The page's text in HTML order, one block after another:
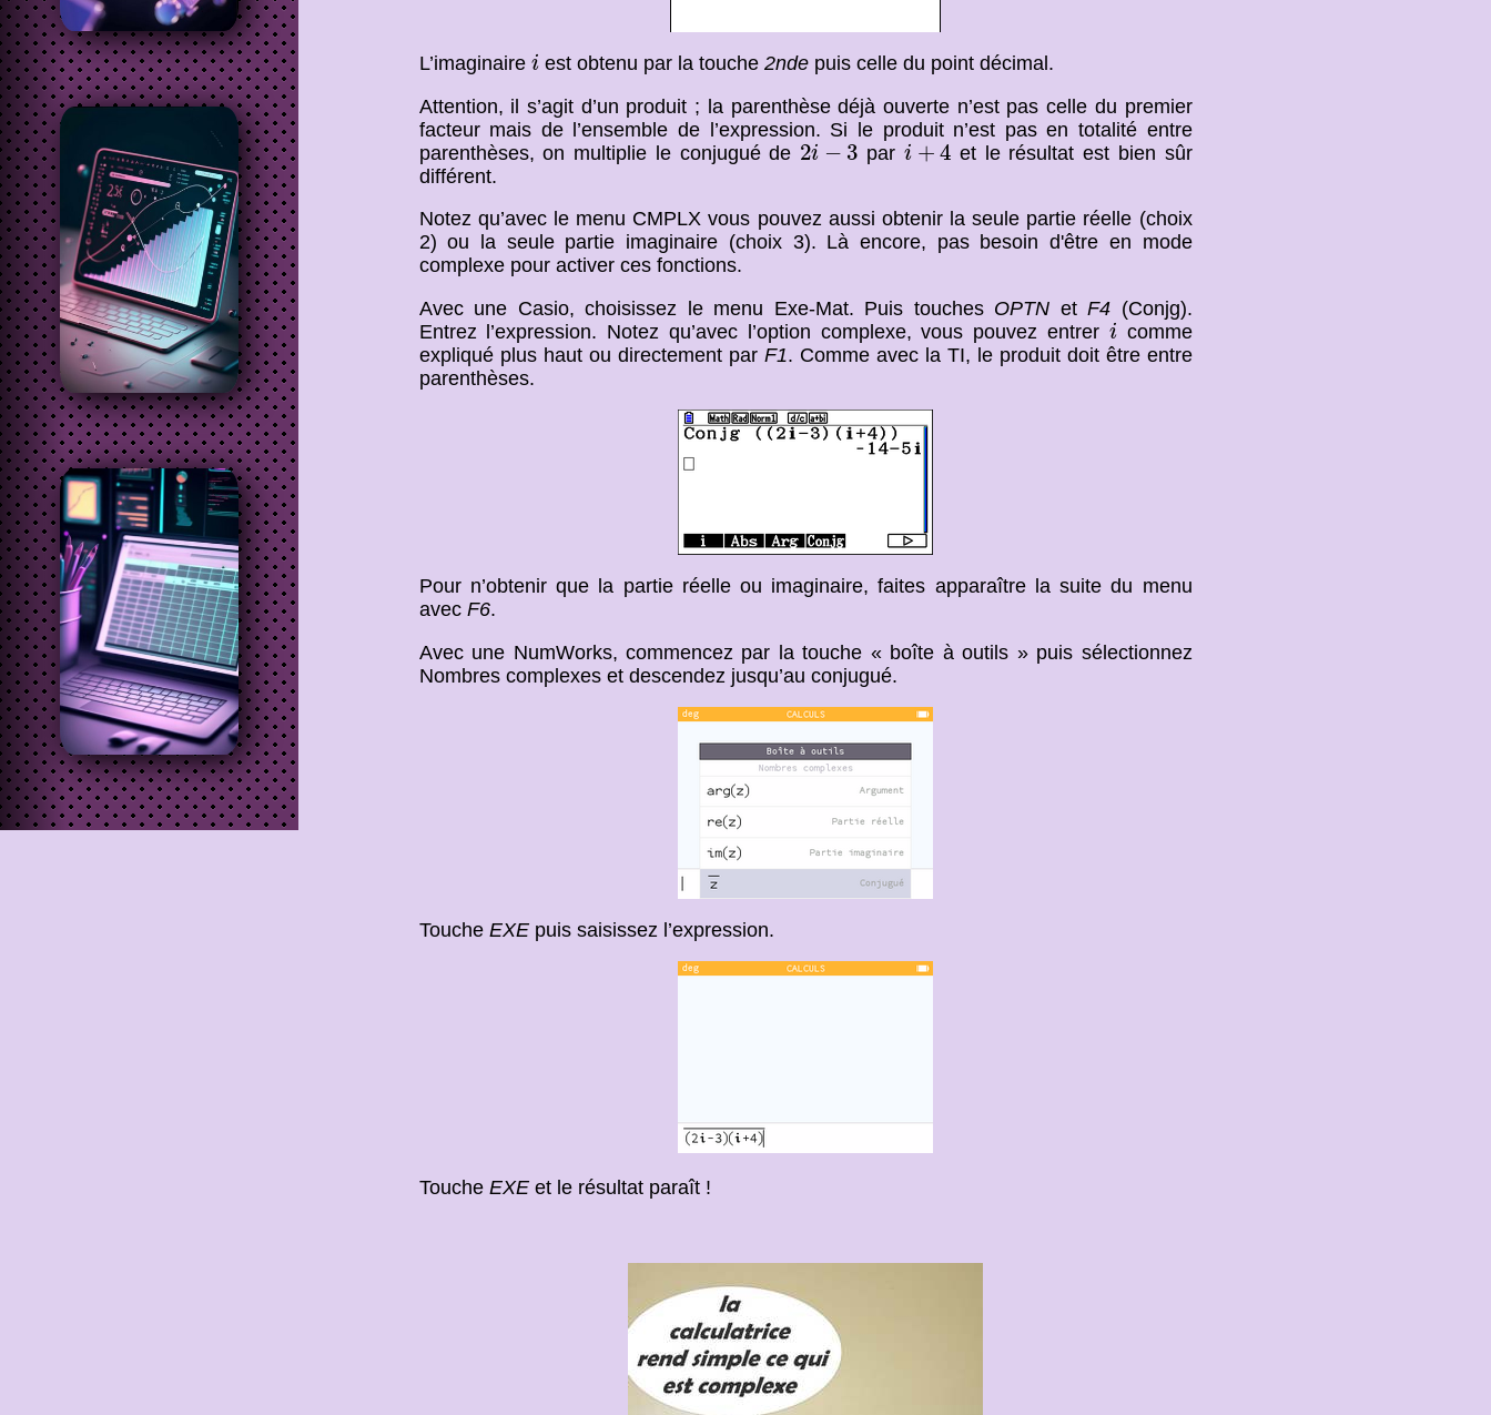
L’imaginaire i
iest obtenu par la touche 2ndepuis celle du point décimal.
Attention, il s’agit d’un produit ; la parenthèse déjà ouverte n’est pas celle du premier
facteur mais de l’ensemble de l’expression. Si le produit n’est pas en totalité entre
parenthèses, on multiplie le conjugué de 2i − 3
2i−3 par i + 4
i+4
et le résultat est bien sûr
différent.
Notez qu’avec le menu CMPLX vous pouvez aussi obtenir la seule partie réelle (choix
2) ou la seule partie imaginaire (choix 3). Là encore, pas besoin d'être en mode
complexe pour activer ces fonctions.
Avec une Casio, choisissez le menu Exe-Mat. Puis touches OPTN etF4 (Conjg).
Entrez l’expression. Notez qu’avec l’option complexe, vous pouvez entrer i
icomme
expliqué plus haut ou directement par F1. Comme avec la TI, le produit doit être entre
parenthèses.
Pour n’obtenir que la partie réelle ou imaginaire, faites apparaître la suite du menu
avec F6.
Avec une NumWorks, commencez par la touche « boîte à outils » puis sélectionnez
Nombres complexes et descendez jusqu’au conjugué.
Touche EXEpuis saisissez l’expression.
Touche EXEet le résultat paraît !